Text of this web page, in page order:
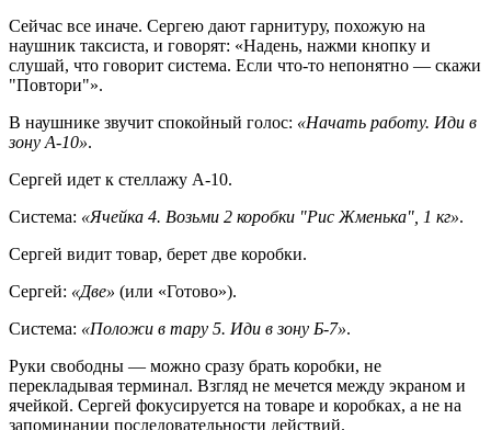
Сейчас все иначе. Сергею дают гарнитуру, похожую на
наушник таксиста, и говорят: «Надень, нажми кнопку и
слушай, что говорит система. Если что-то непонятно — скажи
"Повтори"».
В наушнике звучит спокойный голос: «Начать работу. Иди в
зону А-10».
Сергей идет к стеллажу А-10.
Система: «Ячейка 4. Возьми 2 коробки "Рис Жменька", 1 кг».
Сергей видит товар, берет две коробки.
Сергей: «Две» (или «Готово»).
Система: «Положи в тару 5. Иди в зону Б-7».
Руки свободны — можно сразу брать коробки, не
перекладывая терминал. Взгляд не мечется между экраном и
ячейкой. Сергей фокусируется на товаре и коробках, а не на
запоминании последовательности действий.